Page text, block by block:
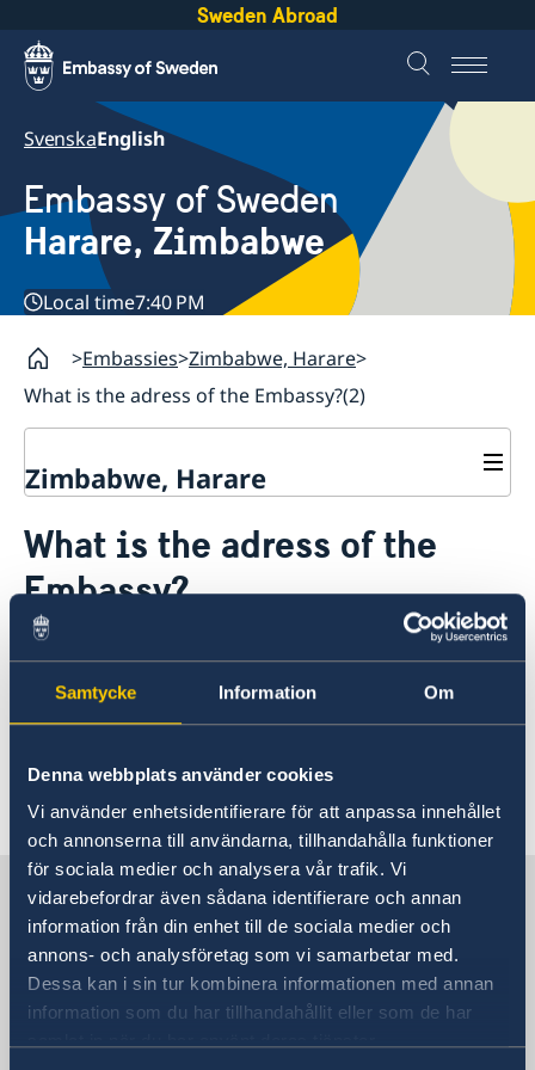
Samtycke Information Om
Denna webbplats använder cookies
Vi använder enhetsidentifierare för att anpassa innehållet
och annonserna till användarna, tillhandahålla funktioner
för sociala medier och analysera vår trafik. Vi
vidarebefordrar även sådana identifierare och annan
information från din enhet till de sociala medier och
annons- och analysföretag som vi samarbetar med.
Dessa kan i sin tur kombinera informationen med annan
information som du har tillhandahållit eller som de har
Sweden Abroad
SvenskaEnglish
Embassy of Sweden
Harare, Zimbabwe
Local time7:40 PM
Embassies Zimbabwe, Harare
What is the adress of the Embassy?(2)
Zimbabwe, Harare
About us
The Embassy
Embassy Staff
Vacancies
News & Events
What is the adress of the
Embassy?
Embassy of Sweden
32 Aberdeen Rd.
Avondale
Last updated 07 Apr 2020, 4.38 PM
Embassy of Sweden in Zimbabwe
Embassy of Sweden in Zimbabwe
Visiting address
32 Aberdeen Rd